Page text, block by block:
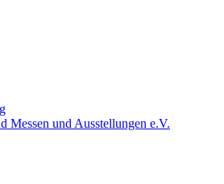
Messen und Ausstellungen e.V.